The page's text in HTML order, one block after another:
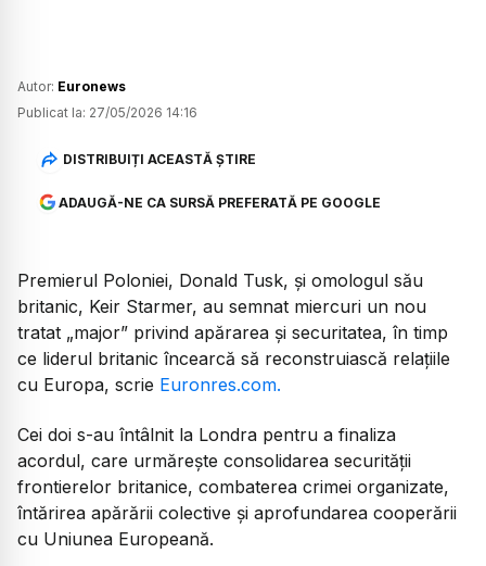
Autor: Euronews
Publicat la: 27/05/2026 14:16
DISTRIBUIȚI ACEASTĂ ȘTIRE
ADAUGĂ-NE CA SURSĂ PREFERATĂ PE GOOGLE
Premierul Poloniei, Donald Tusk, și omologul său
britanic, Keir Starmer, au semnat miercuri un nou
tratat „major” privind apărarea și securitatea, în timp
ce liderul britanic încearcă să reconstruiască relațiile
cu Europa, scrie Euronres.com.
Cei doi s-au întâlnit la Londra pentru a finaliza
acordul, care urmărește consolidarea securității
frontierelor britanice, combaterea crimei organizate,
întărirea apărării colective și aprofundarea cooperării
cu Uniunea Europeană.